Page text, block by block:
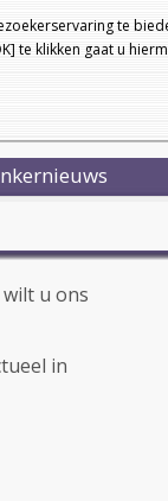
te
te klikken gaat u
u ons
in